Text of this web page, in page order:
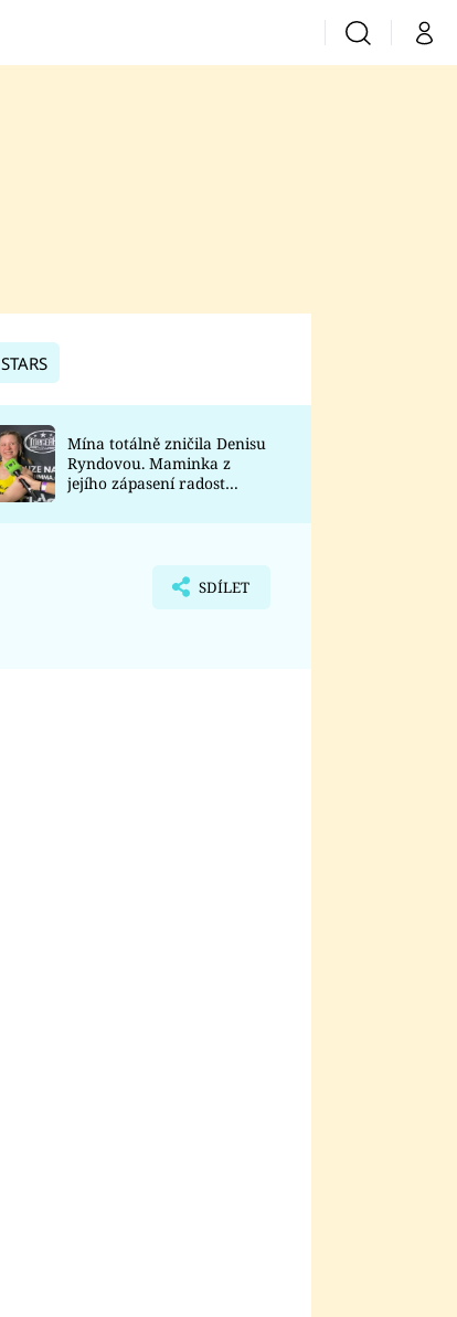
VyhledáváníMůj
Prima Lajk
Sledujte nás
Mína totálně zničila Denisu
Ryndovou. Maminka z
jejího zápasení radost
SDÍLET